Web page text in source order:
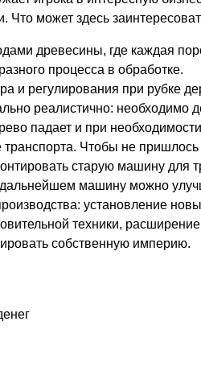
Что может здесь
древесины, где каждая
процесса в обработке.
и регулирования при рубке
реалистично: необходимо
падает и при
транспорта. Чтобы не
старую машину для
машину можно
установление
техники,
собственную империю.